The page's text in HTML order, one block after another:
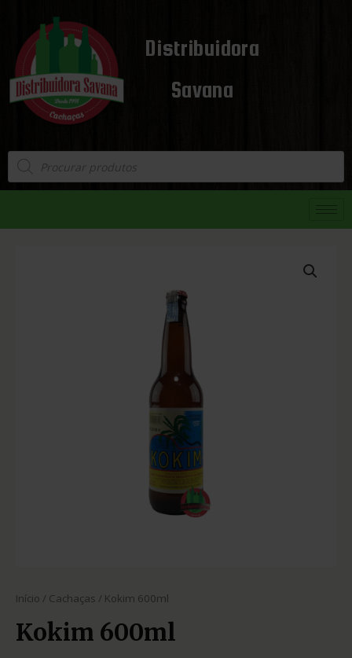
Distribuidora
Savana
Início / Cachaças / Kokim 600ml
Kokim 600ml